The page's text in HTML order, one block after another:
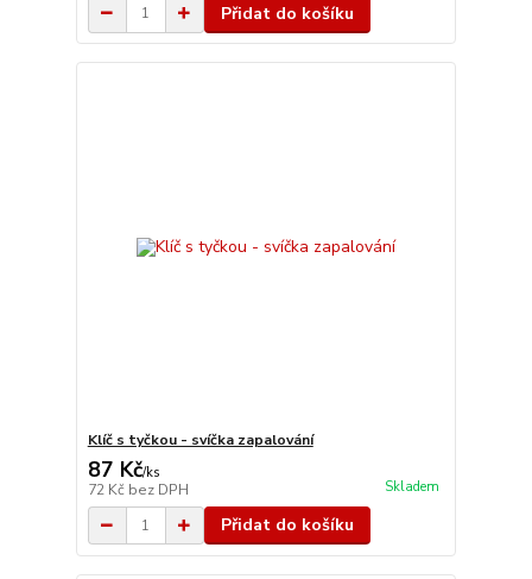
Přidat do košíku
Klíč s tyčkou - svíčka zapalování
87 Kč/ks
72 Kč bez DPH Skladem
Přidat do košíku